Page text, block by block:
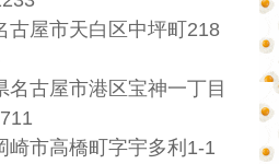
屋市天白区中坪町218
古屋市港区宝神一丁目
市高橋町字宇多利1-1